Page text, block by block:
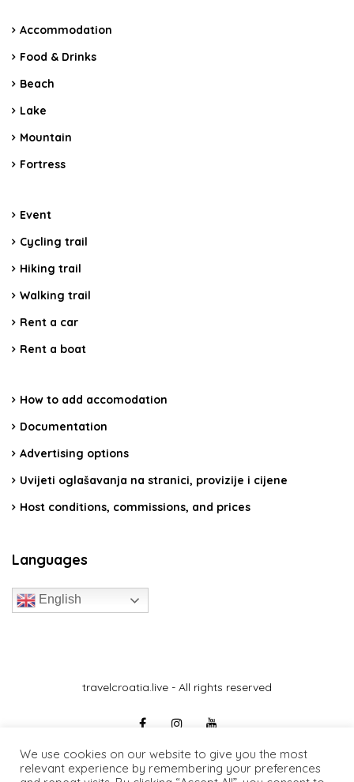
Accommodation
Food & Drinks
Beach
Lake
Mountain
Fortress
Event
Cycling trail
Hiking trail
Walking trail
Rent a car
Rent a boat
How to add accomodation
Documentation
Advertising options
Uvijeti oglašavanja na stranici, provizije i cijene
Host conditions, commissions, and prices
Languages
English
travelcroatia.live - All rights reserved
We use cookies on our website to give you the most
relevant experience by remembering your preferences